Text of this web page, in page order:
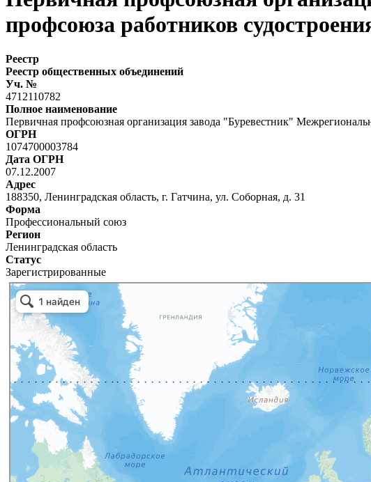
профсоюза работников
Реестр
Реестр общественных объединений
Уч. №
4712110782
Полное наименование
Первичная профсоюзная организация завода "Буревестник"
ОГРН
1074700003784
Дата ОГРН
07.12.2007
Адрес
188350, Ленинградская область, г. Гатчина, ул. Соборная, д. 31
Форма
Профессиональный союз
Регион
Ленинградская область
Статус
Зарегистрированные